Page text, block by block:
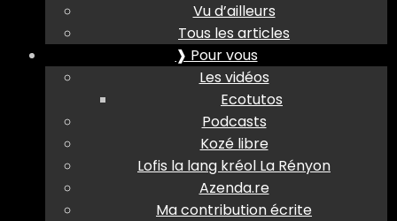
Vu d’ailleurs
Tous les articles
❱ Pour vous
Les vidéos
Ecotutos
Podcasts
Kozé libre
Lofis la lang kréol La Rényon
Azenda.re
Ma contribution écrite